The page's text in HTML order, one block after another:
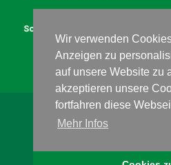
Wir verwenden
Anzeigen zu
auf unsere Website zu
akzeptieren unsere
fortfahren diese
Mehr Infos
Social Media
2026 © Bautek
Impressum